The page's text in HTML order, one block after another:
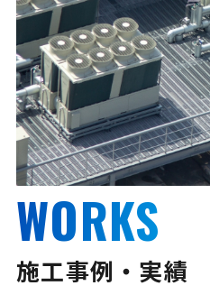
WORKS
施工事例・実績